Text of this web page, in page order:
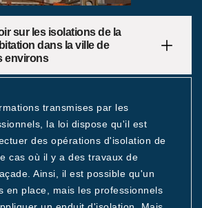
sur les isolations de la
dans la ville de
environs
transmises par les
la loi dispose qu'il est
des opérations d'isolation de
cas où il y a des travaux de
Ainsi, il est possible qu'un
en place, mais les professionnels